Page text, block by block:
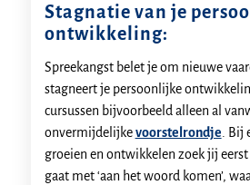
Stagnatie van je
ontwikkeling:
Spreekangst belet je om nieuwe
stagneert je persoonlijke
cursussen bijvoorbeeld alleen al
onvermijdelijkevoorstelrondje .
groeien en ontwikkelen zoek jij
gaat met ‘aan het woord komen’,